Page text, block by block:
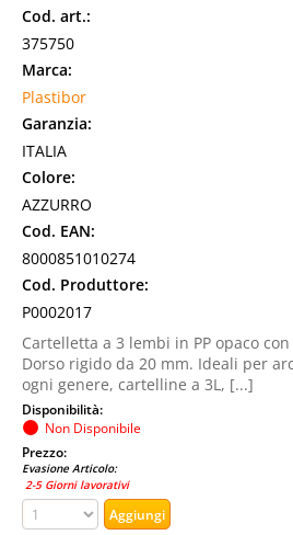
Cod. art.:
375750
Marca:
Plastibor
Garanzia:
ITALIA
Colore:
AZZURRO
Cod. EAN:
8000851010274
Cod. Produttore:
P0002017
Cartelletta a 3 lembi in PP opaco
Dorso rigido da 20 mm. Ideali per
ogni genere, cartelline a 3L, [...]
Disponibilità:
Non Disponibile
Prezzo:
Evasione Articolo:
2-5 Giorni lavorativi